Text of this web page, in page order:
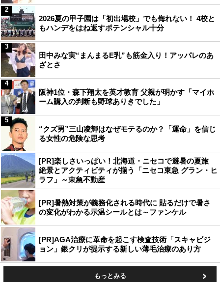
2026夏の甲子園は「初出場校」でも侮れない！ 4校と
もハンデをはね返すポテンシャル十分
2
田中みな実“まんまるE乳”も筋金入り！アッパレのあ
ざとさ
3
阪神1位・森下翔太を英才教育 父親が明かす「マイホ
ーム購入の判断も野球ありきでした」
4
“クズ男”三山凌輝はなぜモテるのか？「運命」を信じ
る女性の危険な思考
5
[PR]楽しさいっぱい！北海道・ニセコで避暑の夏旅
絶景とアクティビティが揃う「ニセコ東急 グラン・ヒ
ラフ」～東急不動産
[PR]暑熱対策が義務化される時代に 貼るだけで暑さ
の変化がわかる示温シールとは～ファンケル
[PR]AGA治療に革命を起こす検査技術「スキャビジ
ョン」銀クリが提示する新しい薄毛治療のあり方
もっとみる